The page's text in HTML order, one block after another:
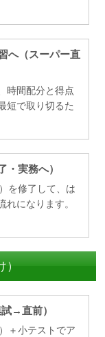
へ（スーパー直
時間配分と得点
短で取り切るた
実務へ）
を修了して、は
れになります。
→直前）
＋小テストでア